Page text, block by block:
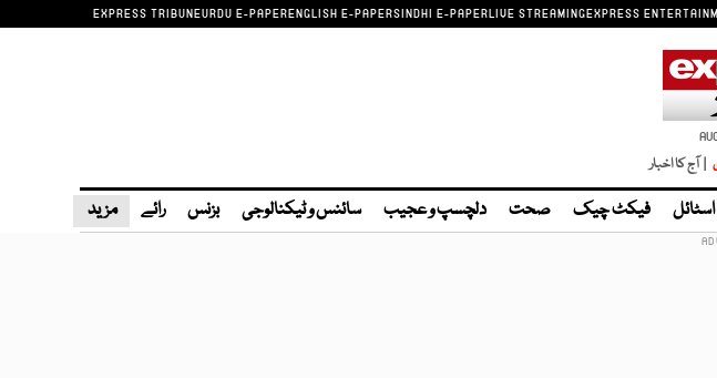
EXPRESS TRIBUNEURDU E-PAPERENGLISH E-PAPERSINDHI E-PAPERLIVE STREAMINGEXPRESS
| آج کا اخبار
فیکٹ چیک صحت دلچسپ و عجیب سائنس و ٹیکنالوجی بزنس رائے مزید